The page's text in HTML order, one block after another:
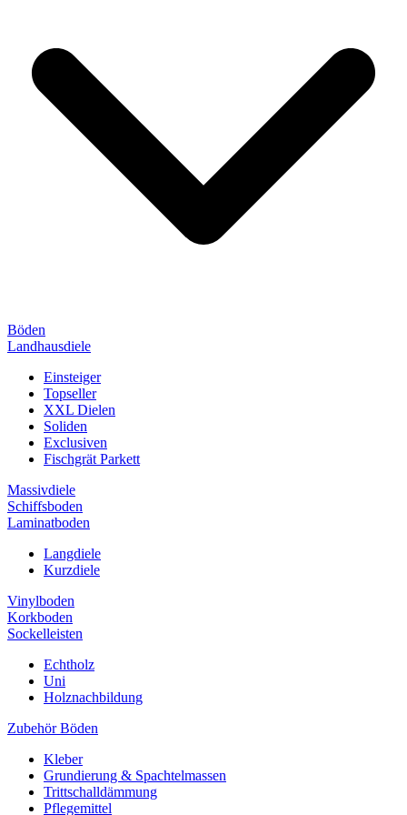
Böden
Landhausdiele
Einsteiger
Topseller
XXL Dielen
Soliden
Exclusiven
Fischgrät Parkett
Massivdiele
Schiffsboden
Laminatboden
Langdiele
Kurzdiele
Vinylboden
Korkboden
Sockelleisten
Echtholz
Uni
Holznachbildung
Zubehör Böden
Kleber
Grundierung & Spachtelmassen
Trittschalldämmung
Pflegemittel